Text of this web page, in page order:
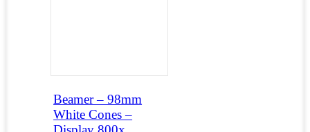
Beamer – 98mm
White Cones –